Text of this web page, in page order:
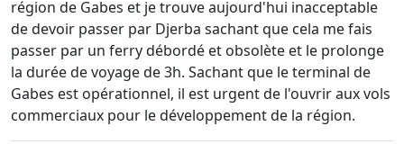
région de Gabes et je trouve aujourd'hui inacceptable
de devoir passer par Djerba sachant que cela me fais
passer par un ferry débordé et obsolète et le prolonge
la durée de voyage de 3h. Sachant que le terminal de
Gabes est opérationnel, il est urgent de l'ouvrir aux vols
commerciaux pour le développement de la région.